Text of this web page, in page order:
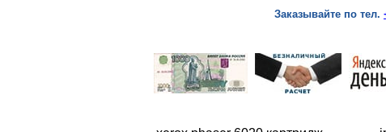
Заказывайте по тел.